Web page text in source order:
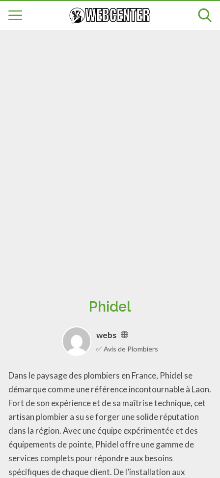
Phidel
webs
✅ Avis de Plombiers
Dans le paysage des plombiers en France, Phidel se
démarque comme une référence incontournable à Laon.
Fort de son expérience et de sa maîtrise technique, cet
artisan plombier a su se forger une solide réputation
dans la région. Avec une équipe expérimentée et des
équipements de pointe, Phidel offre une gamme de
services complets pour répondre aux besoins
spécifiques de chaque client. De l’installation aux